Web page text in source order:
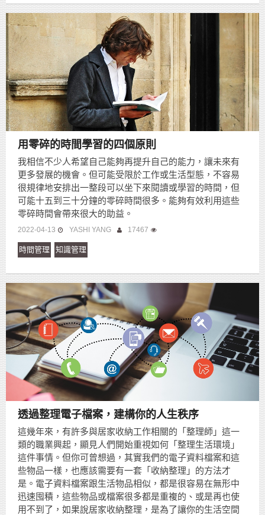
用零碎的時間學習的四個原則
我相信不少人希望自己能夠再提升自己的能力，讓未來有
更多發展的機會。但可能受限於工作或生活型態，不容易
很規律地安排出一整段可以坐下來閱讀或學習的時間，但
可能十五到三十分鐘的零碎時間很多。能夠有效利用這些
零碎時間會帶來很大的助益。
2022-04-13 YASHI YANG 17467
時間管理 知識管理
透過整理電子檔案，建構你的人生秩序
這幾年來，有許多與居家收納工作相關的「整理師」這一
類的職業興起，顯見人們開始重視如何「整理生活環境」
這件事情。但你可曾想過，其實我們的電子資料檔案和這
些物品一樣，也應該需要有一套「收納整理」的方法才
是。電子資料檔案跟生活物品相似，都是很容易在無形中
迅速囤積，這些物品或檔案很多都是重複的、或是再也使
用不到了，如果說居家收納整理，是為了讓你的生活空間